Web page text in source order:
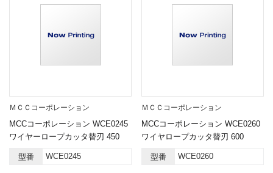
ＭＣＣコーポレーション
MCCコーポレーション WCE0245
ワイヤーロープカッタ替刃 450
型番 WCE0245
ＭＣＣコーポレーション
MCCコーポレーション WCE0260
ワイヤロープカッタ替刃 600
型番 WCE0260